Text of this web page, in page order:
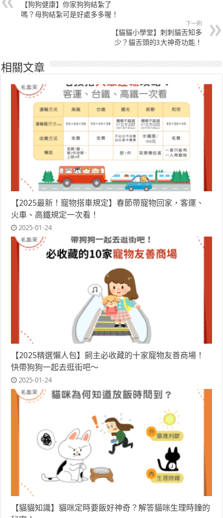
【狗狗健康】你家狗狗結紮了
嗎？母狗結紮可是好處多多喔！
下一則
【貓貓小學堂】刺刺貓舌知多
少？貓舌頭的3大神奇功能！
相關文章
【2025最新！寵物搭車規定】春節帶寵物回家，客運、
火車、高鐵規定一次看！
2025-01-24
【2025精選懶人包】飼主必收藏的十家寵物友善商場！
快帶狗狗一起去逛街吧～
2025-01-24
【貓貓知識】貓咪定時要飯好神奇？解答貓咪生理時鐘的